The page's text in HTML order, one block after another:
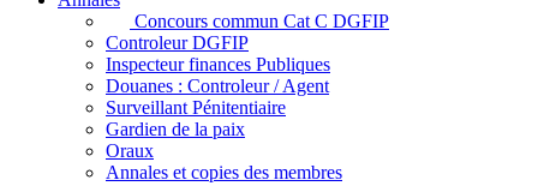
Concours commun Cat C DGFIP
Controleur DGFIP
Inspecteur finances Publiques
Douanes : Controleur / Agent
Surveillant Pénitentiaire
Gardien de la paix
Oraux
Annales et copies des membres